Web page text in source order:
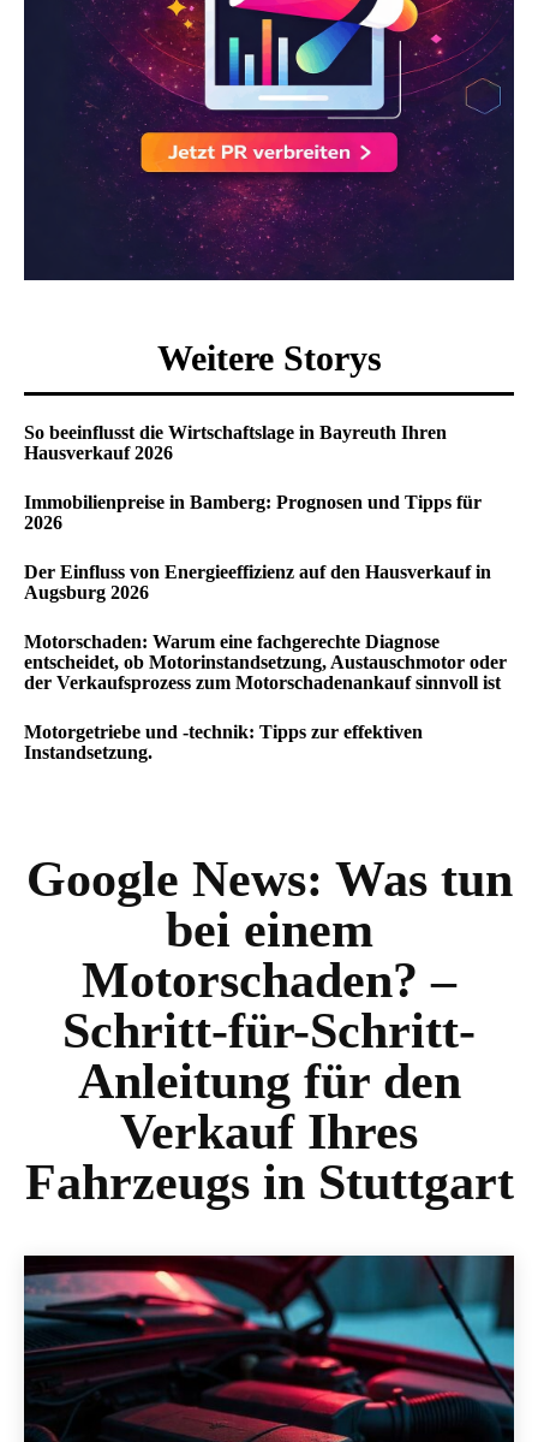
Weitere Storys
So beeinflusst die Wirtschaftslage in Bayreuth Ihren
Hausverkauf 2026
Immobilienpreise in Bamberg: Prognosen und Tipps für
2026
Der Einfluss von Energieeffizienz auf den Hausverkauf in
Augsburg 2026
Motorschaden: Warum eine fachgerechte Diagnose
entscheidet, ob Motorinstandsetzung, Austauschmotor oder
der Verkaufsprozess zum Motorschadenankauf sinnvoll ist
Motorgetriebe und -technik: Tipps zur effektiven
Instandsetzung.
Google News: Was tun
bei einem
Motorschaden? –
Schritt-für-Schritt-
Anleitung für den
Verkauf Ihres
Fahrzeugs in Stuttgart